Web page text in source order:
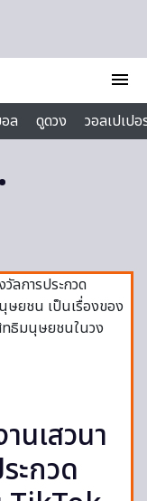
menu
ล ดูดวง
วอลเปเป
นเสวนา
ะกวด